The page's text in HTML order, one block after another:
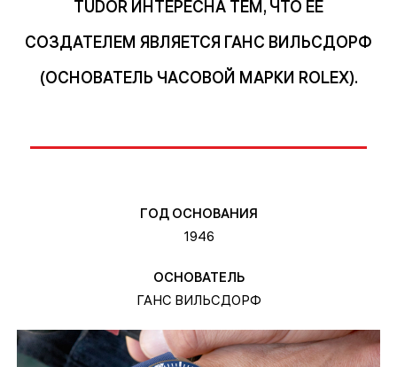
TUDOR ИНТЕРЕСНА ТЕМ, ЧТО ЕЕ
СОЗДАТЕЛЕМ ЯВЛЯЕТСЯ ГАНС ВИЛЬСДОРФ
(ОСНОВАТЕЛЬ ЧАСОВОЙ МАРКИ ROLEX).
ГОД ОСНОВАНИЯ
1946
ОСНОВАТЕЛЬ
ГАНС ВИЛЬСДОРФ